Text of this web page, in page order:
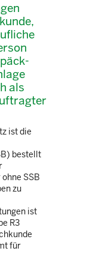
als
ist die
bestellt
SSB
zu
ist
R3
für